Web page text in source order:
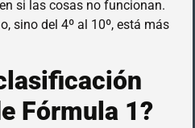
si las cosas no funcionan.
sino del 4º al 10º, está más
Fórmula 1?